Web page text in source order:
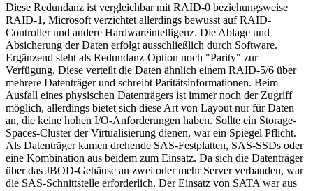
Diese Redundanz ist vergleichbar mit RAID-0 beziehungsweise
RAID-1, Microsoft verzichtet allerdings bewusst auf RAID-
Controller und andere Hardwareintelligenz. Die Ablage und
Absicherung der Daten erfolgt ausschließlich durch Software.
Ergänzend steht als Redundanz-Option noch "Parity" zur
Verfügung. Diese verteilt die Daten ähnlich einem RAID-5/6 über
mehrere Datenträger und schreibt Paritätsinformationen. Beim
Ausfall eines physischen Datenträgers ist immer noch der Zugriff
möglich, allerdings bietet sich diese Art von Layout nur für Daten
an, die keine hohen I/O-Anforderungen haben. Sollte ein Storage-
Spaces-Cluster der Virtualisierung dienen, war ein Spiegel Pflicht.
Als Datenträger kamen drehende SAS-Festplatten, SAS-SSDs oder
eine Kombination aus beidem zum Einsatz. Da sich die Datenträger
über das JBOD-Gehäuse an zwei oder mehr Server verbanden, war
die SAS-Schnittstelle erforderlich. Der Einsatz von SATA war aus